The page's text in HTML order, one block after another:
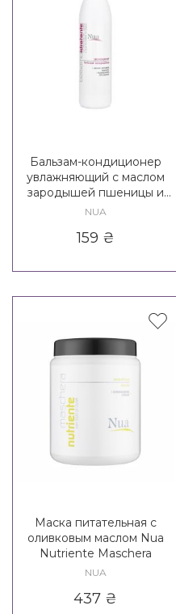
Бальзам-кондиционер
увлажняющий с маслом
зародышей пшеницы и
пшеничным протеином
NUA
159 ₴
Маска питательная с
оливковым маслом Nua
Nutriente Maschera
NUA
437 ₴